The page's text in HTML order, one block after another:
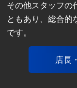
その他スタッフの
ともあり、総合的
です。
店長